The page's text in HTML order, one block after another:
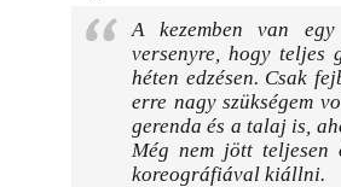
A kezemben van
versenyre, hogy teljes
héten edzésen. Csak
erre nagy szükségem
gerenda és a talaj is,
Még nem jött teljesen
koreográfiával kiállni.